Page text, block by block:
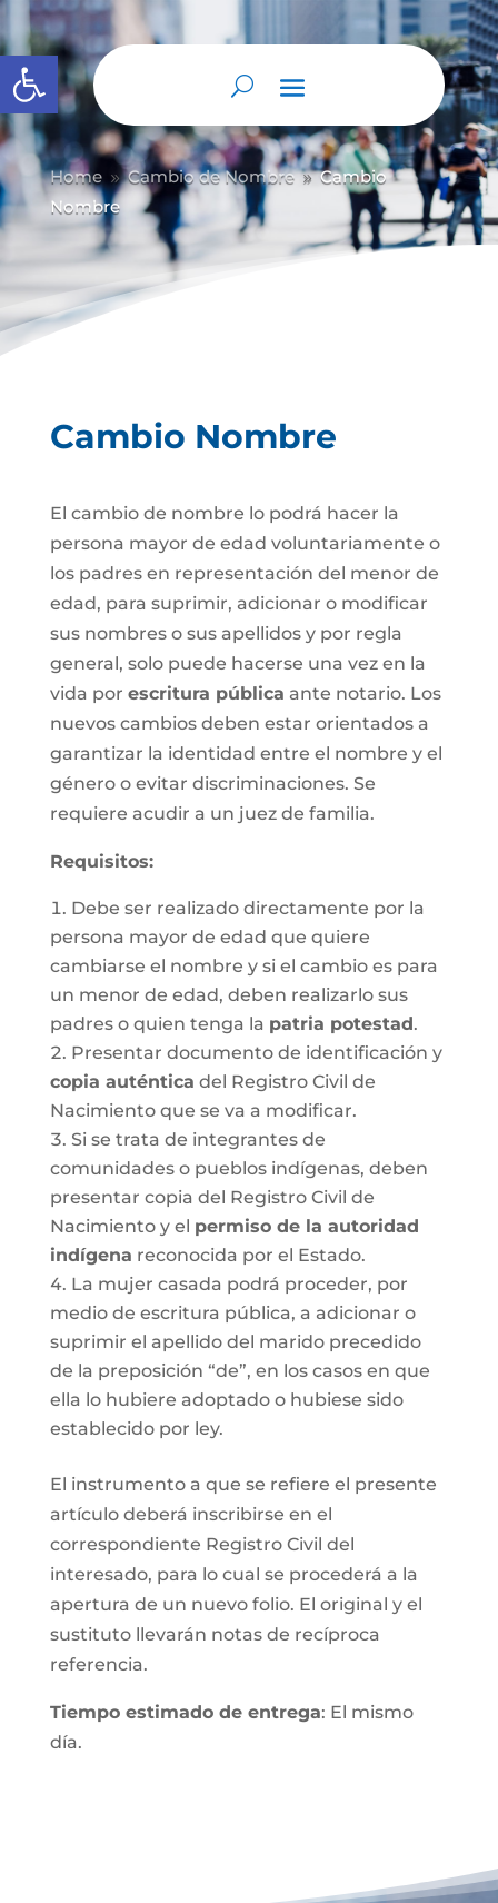
Abrir barra de herramientas
Home 9 Cambio de Nombre 9 Cambio
Nombre
Cambio Nombre
El cambio de nombre lo podrá hacer la
persona mayor de edad voluntariamente o
los padres en representación del menor de
edad, para suprimir, adicionar o modificar
sus nombres o sus apellidos y por regla
general, solo puede hacerse una vez en la
vida por escritura pública ante notario. Los
nuevos cambios deben estar orientados a
garantizar la identidad entre el nombre y el
género o evitar discriminaciones. Se
requiere acudir a un juez de familia.
Requisitos:
Debe ser realizado directamente por la
persona mayor de edad que quiere
cambiarse el nombre y si el cambio es para
un menor de edad, deben realizarlo sus
padres o quien tenga la patria potestad.
Presentar documento de identificación y
copia auténtica del Registro Civil de
Nacimiento que se va a modificar.
Si se trata de integrantes de
comunidades o pueblos indígenas, deben
presentar copia del Registro Civil de
Nacimiento y el permiso de la autoridad
indígena reconocida por el Estado.
La mujer casada podrá proceder, por
medio de escritura pública, a adicionar o
suprimir el apellido del marido precedido
de la preposición “de”, en los casos en que
ella lo hubiere adoptado o hubiese sido
establecido por ley.
El instrumento a que se refiere el presente
artículo deberá inscribirse en el
correspondiente Registro Civil del
interesado, para lo cual se procederá a la
apertura de un nuevo folio. El original y el
sustituto llevarán notas de recíproca
referencia.
Tiempo estimado de entrega: El mismo
día.